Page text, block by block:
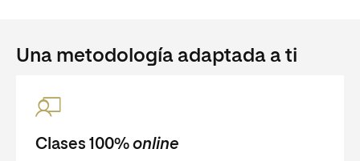
Una metodología adaptada a ti
Clases 100% online